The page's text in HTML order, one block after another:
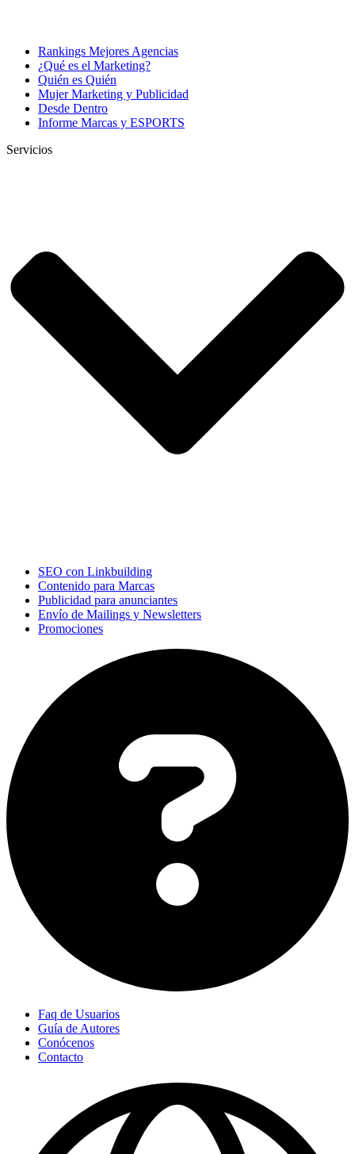
Rankings Mejores Agencias
¿Qué es el Marketing?
Quién es Quién
Mujer Marketing y Publicidad
Desde Dentro
Informe Marcas y ESPORTS
Servicios
SEO con Linkbuilding
Contenido para Marcas
Publicidad para anunciantes
Envío de Mailings y Newsletters
Promociones
Faq de Usuarios
Guía de Autores
Conócenos
Contacto